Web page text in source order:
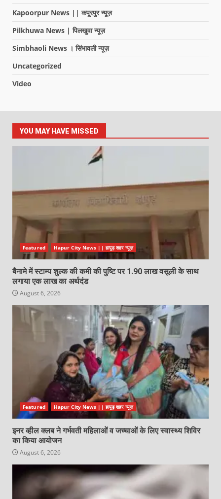
Kapoorpur News || कपूरपुर न्यूज़
Pilkhuwa News | पिलखुवा न्यूज़
Simbhaoli News । सिंभावली न्यूज़
Uncategorized
Video
YOU MAY HAVE MISSED
Featured Hapur City News || हापुड़ शहर न्यूज़
बैनामे में स्टाम्प शुल्क की कमी की पुष्टि पर 1.90 लाख वसूली के साथ
लगाया एक लाख का अर्थदंड
August 6, 2026
Featured Hapur City News || हापुड़ शहर न्यूज़
इनर व्हील क्लब ने गर्भवती महिलाओं व जच्चाओं के लिए स्वास्थ्य शिविर
का किया आयोजन
August 6, 2026